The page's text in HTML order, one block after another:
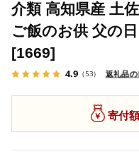
介類 高知県産 土
ご飯のお供 父の
[1669]
4.9 （53） 返礼品
寄付額